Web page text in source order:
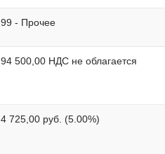
99 - Прочее
94 500,00 НДС не облагается
4 725,00 руб. (5.00%)